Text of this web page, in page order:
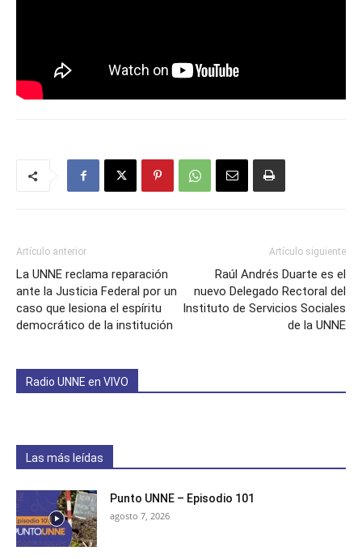
Artículo anterior
La UNNE reclama reparación
ante la Justicia Federal por un
caso que lesiona el espíritu
democrático de la institución
Artículo siguiente
Raúl Andrés Duarte es el
nuevo Delegado Rectoral del
Instituto de Servicios Sociales
de la UNNE
Radio UNNE en VIVO
Las más leídas
Punto UNNE – Episodio 101
agosto 7, 2026